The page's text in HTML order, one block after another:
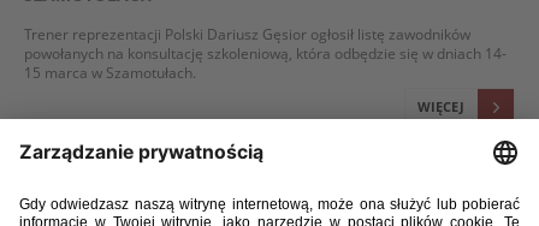
Trener reprezentacji Polski Dariusz Gęsior ogłosił listę zawodników
powołanych na konsultację szkoleniową, która odbędzie się w dniach 14-
15 marca w Szamotułach.
WIĘCEJ